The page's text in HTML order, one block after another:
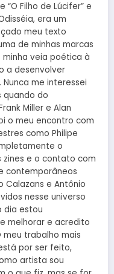
“O Filho de Lúcifer” e
era um
meu texto
de minhas marcas
minha veia poética à
a desenvolver
me interessei
quando do
Miller e Alan
o meu encontro com
como Philipe
o
zines e o contato com
contemporâneos
Calazans e Antônio
nesse universo
dia estou
melhorar e acredito
meu trabalho mais
por ser feito,
artista sou